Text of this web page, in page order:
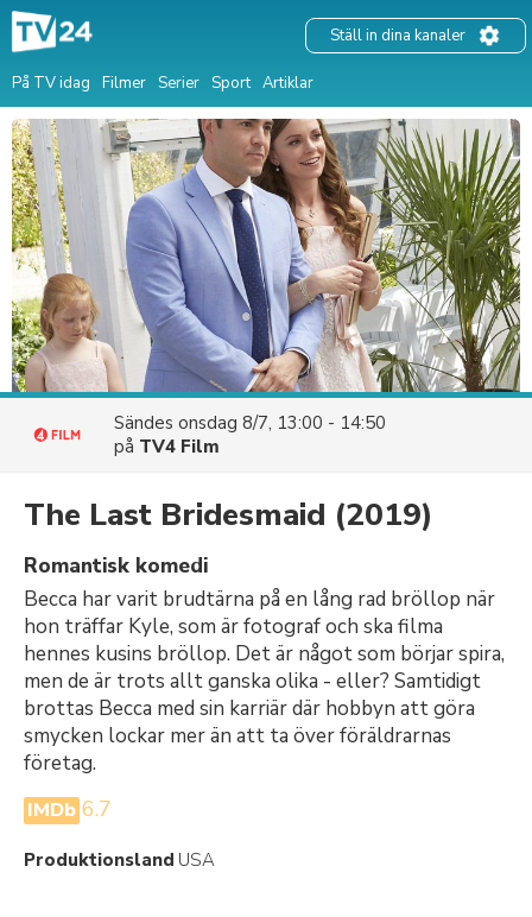
På TV idag Filmer Serier Sport Artiklar
Ställ in dina kanaler
Sändes onsdag 8/7, 13:00 - 14:50
på TV4 Film
The Last Bridesmaid (2019)
Romantisk komedi
Becca har varit brudtärna på en lång rad bröllop när
hon träffar Kyle, som är fotograf och ska filma
hennes kusins bröllop. Det är något som börjar spira,
men de är trots allt ganska olika - eller? Samtidigt
brottas Becca med sin karriär där hobbyn att göra
smycken lockar mer än att ta över föräldrarnas
företag.
IMDb 6.7
Produktionsland USA